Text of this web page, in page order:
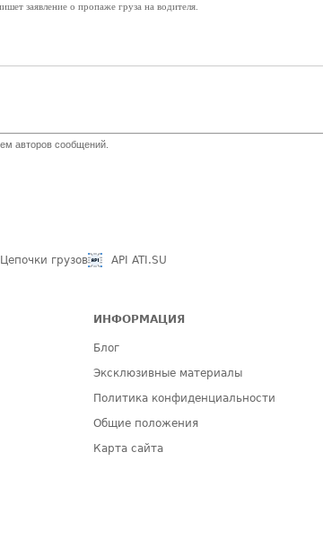
заявление о пропаже груза на водителя.
авторов сообщений.
Цепочки грузов API ATI.SU
ИНФОРМАЦИЯ
Блог
Эксклюзивные материалы
Политика конфиденциальности
Общие положения
Карта сайта